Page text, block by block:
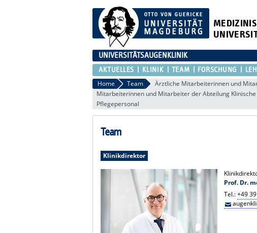
UNIVERSITÄTSAUGENKLINIK
AKTUELLES KLINIK TEAM FORSCHUNG
Home Team Ärztliche Mitarbeiterinnen und
Mitarbeiterinnen und Mitarbeiter der Abteilung
Pflegepersonal
Team
Klinikdirektor
Prof. Dr.
Tel.:+49